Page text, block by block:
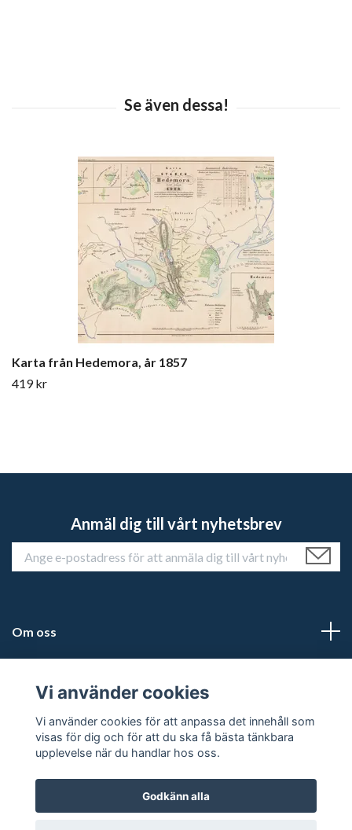
Karta från Hedemora, år 1857
419 kr
Anmäl dig till vårt nyhetsbrev
Om oss
Läs mer
Vi använder cookies
Vi använder cookies för att anpassa det innehåll som
visas för dig och för att du ska få bästa tänkbara
upplevelse när du handlar hos oss.
Godkänn alla